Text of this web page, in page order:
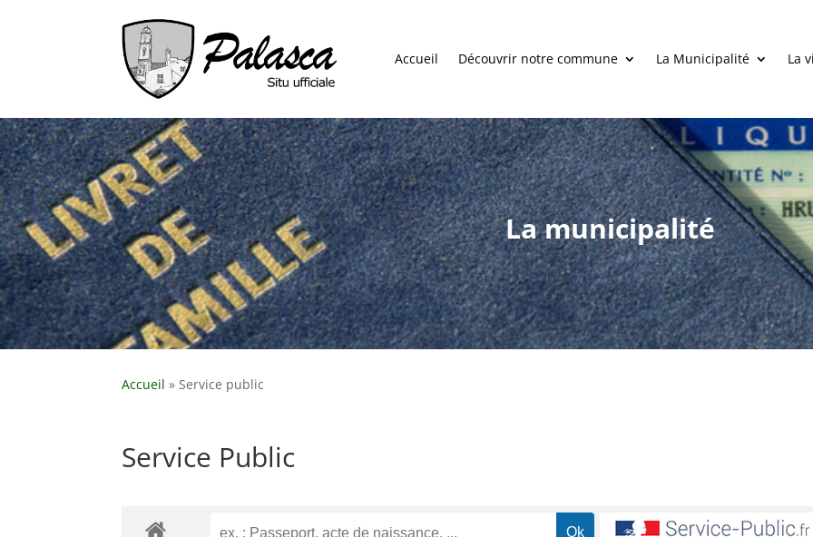
Accueil Découvrir notre commune La Municipalité La
La municipalité
Accueil »Service public
Service Public